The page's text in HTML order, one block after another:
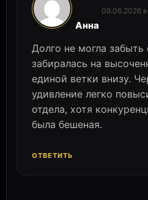
Анна
09.06.2026 в
Долго не могла забыть
забиралась на
единой ветки внизу.
удивление легко
отдела, хотя
была бешеная.
ОТВЕТИТЬ